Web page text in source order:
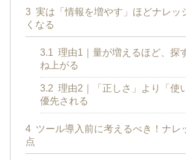
3 実は「情報を増やす」ほどナレッ
くなる
3.1 理由1｜量が増えるほど、探
ね上がる
3.2 理由2｜「正しさ」より「使
優先される
4 ツール導入前に考えるべき！ナレ
点